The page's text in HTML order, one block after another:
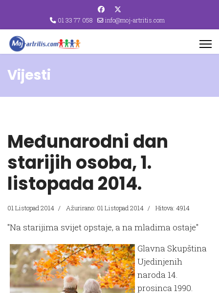
01 33 77 058 info@moj-artritis.com
Vijesti
Međunarodni dan
starijih osoba, 1.
listopada 2014.
01 Listopad 2014 Ažurirano: 01 Listopad 2014 Hitova: 4914
"Na starijima svijet opstaje, a na mladima ostaje"
Glavna Skupština
Ujedinjenih
naroda 14.
prosinca 1990.